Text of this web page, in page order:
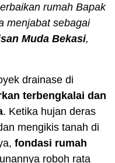
rumah Bapak
menjabat sebagai
Muda Bekasi,
drainase di
terbengkalai dan
. Ketika hujan deras
mengikis tanah di
fondasi rumah
roboh rata